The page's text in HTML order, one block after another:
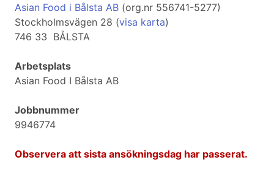
Asian Food i Bålsta AB (org.nr 556741-5277)
Stockholmsvägen 28 (visa karta)
746 33 BÅLSTA
Arbetsplats
Asian Food I Bålsta AB
Jobbnummer
9946774
Observera att sista ansökningsdag har passerat.